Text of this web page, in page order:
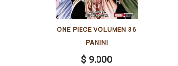
ONE PIECE VOLUMEN 36
PANINI
$ 9.000